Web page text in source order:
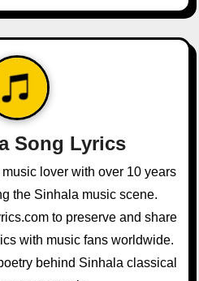
Song Lyrics
lover with over 10 years
the Sinhala music scene.
to preserve and share
with music fans worldwide.
behind Sinhala classical